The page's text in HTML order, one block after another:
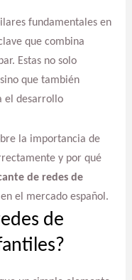
fundamentales en
que combina
Estas no solo
que también
el desarrollo
la importancia de
y por qué
de redes de
el mercado español.
de